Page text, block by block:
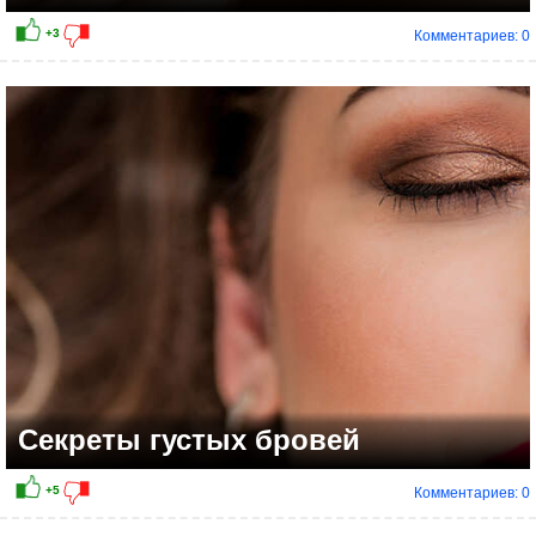
Комментариев: 0
Секреты густых бровей
Комментариев: 0